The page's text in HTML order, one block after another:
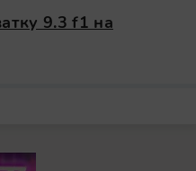
9.3 f1 на